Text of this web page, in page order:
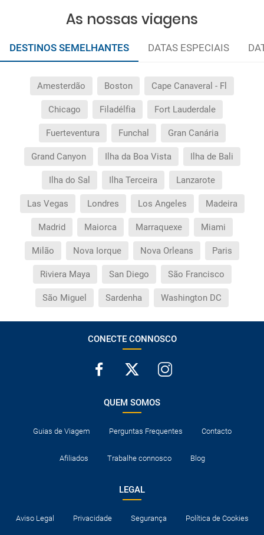
As nossas viagens
DESTINOS SEMELHANTES DATAS ESPECIAIS
Amesterdão Boston Cape Canaveral - Fl
Chicago Filadélfia Fort Lauderdale
Fuerteventura Funchal Gran Canária
Grand Canyon Ilha da Boa Vista Ilha de Bali
Ilha do Sal Ilha Terceira Lanzarote
Las Vegas Londres Los Angeles Madeira
Madrid Maiorca Marraquexe Miami
Milão Nova Iorque Nova Orleans Paris
Riviera Maya San Diego São Francisco
São Miguel Sardenha Washington DC
CONECTE CONNOSCO
QUEM SOMOS
Guias de Viagem Perguntas Frequentes Contacto
Afiliados Trabalhe connosco Blog
LEGAL
Aviso Legal Privacidade Segurança Política de Cookies